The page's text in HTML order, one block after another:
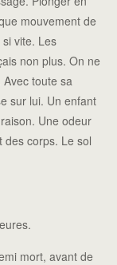
mouvement de
vite. Les
non plus. On ne
toute sa
sur lui. Un enfant
Une odeur
des corps. Le sol
mort, avant de